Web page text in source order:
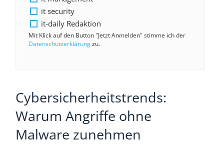
it security
it-daily Redaktion
Mit Klick auf den Button "Jetzt Anmelden" stimme ich der
Datenschutzerklärungzu.
Cybersicherheitstrends:
Warum Angriffe ohne
Malware zunehmen